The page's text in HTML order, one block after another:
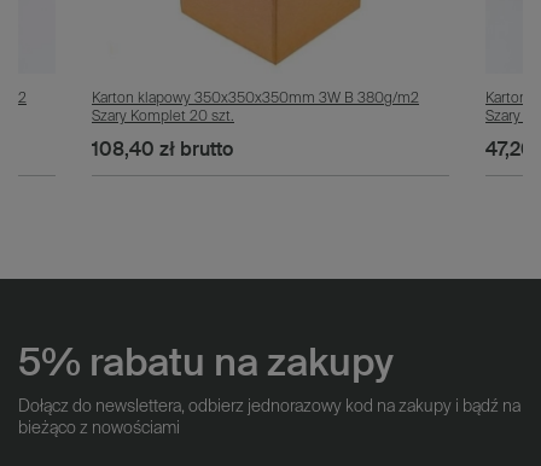
m2
Karton klapowy 350x350x350mm 3W B 380g/m2
Szary Komplet 20 szt.
108,40 złbrutto
Karton
Szary
47,20
5% rabatu na zakupy
Dołącz do newslettera, odbierz jednorazowy kod na zakupy i bądź na
bieżąco z nowościami